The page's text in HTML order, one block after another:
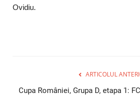
Ovidiu.
ARTICOLUL
Cupa României, Grupa D, etapa 1: